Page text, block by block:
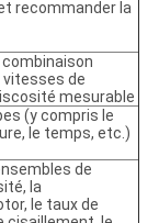
recommander la
de
mesurable
(y compris le
le temps, etc.)
de
la
le taux de